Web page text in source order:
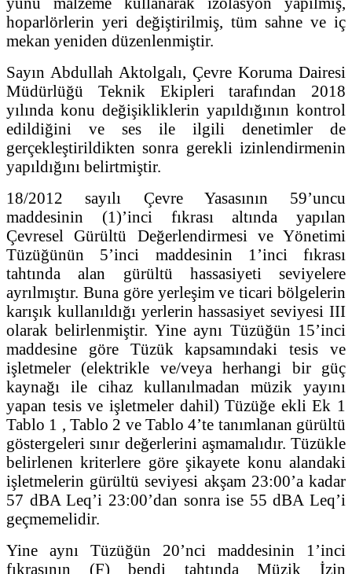
hoparlörlerin yeri değiştirilmiş, tüm sahne ve iç
mekan yeniden düzenlenmiştir.
Sayın Abdullah Aktolgalı, Çevre Koruma Dairesi
Müdürlüğü Teknik Ekipleri tarafından 2018
yılında konu değişikliklerin yapıldığının kontrol
edildiğini ve ses ile ilgili denetimler de
gerçekleştirildikten sonra gerekli izinlendirmenin
yapıldığını belirtmiştir.
18/2012 sayılı Çevre Yasasının 59’uncu
maddesinin (1)’inci fıkrası altında yapılan
Çevresel Gürültü Değerlendirmesi ve Yönetimi
Tüzüğünün 5’inci maddesinin 1’inci fıkrası
tahtında alan gürültü hassasiyeti seviyelere
ayrılmıştır. Buna göre yerleşim ve ticari bölgelerin
karışık kullanıldığı yerlerin hassasiyet seviyesi III
olarak belirlenmiştir. Yine aynı Tüzüğün 15’inci
maddesine göre Tüzük kapsamındaki tesis ve
işletmeler (elektrikle ve/veya herhangi bir güç
kaynağı ile cihaz kullanılmadan müzik yayını
yapan tesis ve işletmeler dahil) Tüzüğe ekli Ek 1
Tablo 1 , Tablo 2 ve Tablo 4’te tanımlanan gürültü
göstergeleri sınır değerlerini aşmamalıdır. Tüzükle
belirlenen kriterlere göre şikayete konu alandaki
işletmelerin gürültü seviyesi akşam 23:00’a kadar
57 dBA Leq’i 23:00’dan sonra ise 55 dBA Leq’i
geçmemelidir.
Yine aynı Tüzüğün 20’nci maddesinin 1’inci
fıkrasının (F) bendi tahtında Müzik İzin